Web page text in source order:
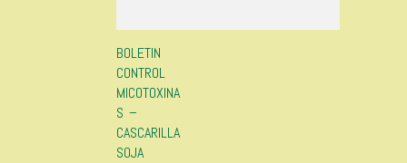
BOLETIN
CONTROL
MICOTOXINA
S –
CASCARILLA
SOJA